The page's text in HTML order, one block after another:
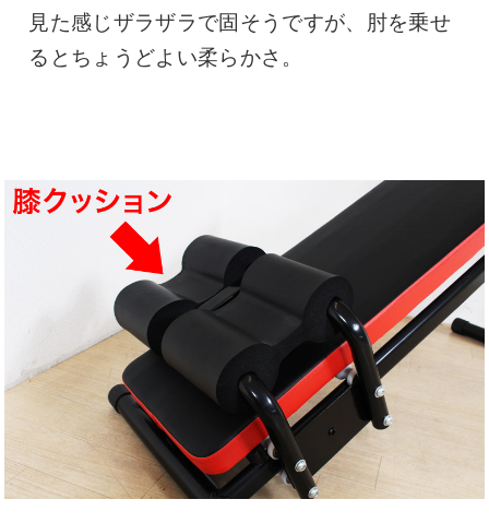
見た感じザラザラで固そうですが、肘を乗せ
るとちょうどよい柔らかさ。